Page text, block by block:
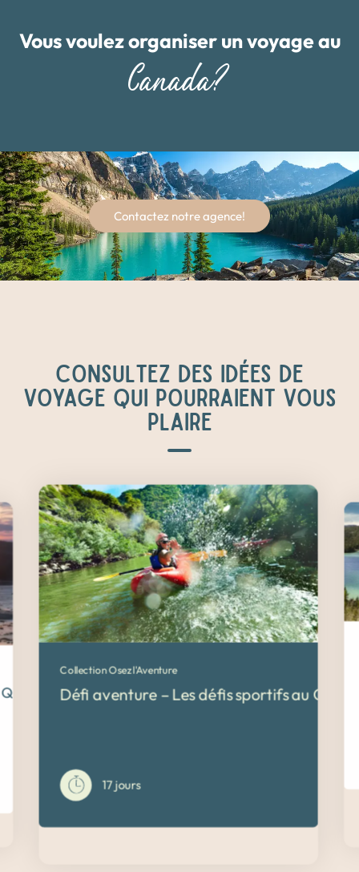
Vous voulez organiser un voyage au
Canada?
Contactez notre agence!
CONSULTEZ DES IDÉES DE
VOYAGE QUI POURRAIENT VOUS
PLAIRE
Collection Osez l'Aventure
Défi aventure – Les défis sportifs au
17 jours